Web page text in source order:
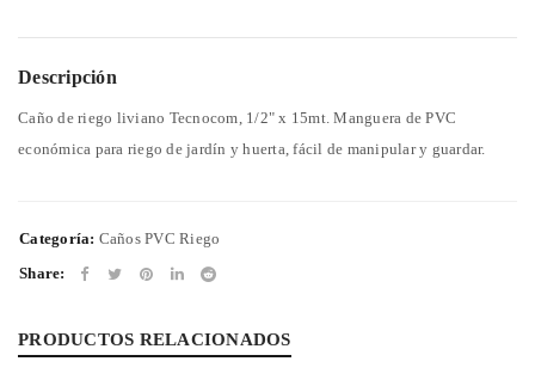
Descripción
Caño de riego liviano Tecnocom, 1/2" x 15mt. Manguera de PVC
económica para riego de jardín y huerta, fácil de manipular y guardar.
Categoría: Caños PVC Riego
Share:
PRODUCTOS RELACIONADOS